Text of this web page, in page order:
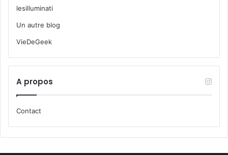
lesilluminati
Un autre blog
VieDeGeek
A propos
Contact